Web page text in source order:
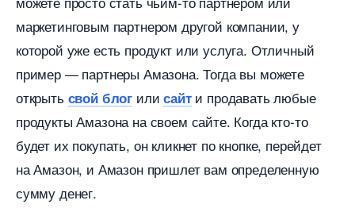
маркетинговым партнером другой компании, у
которой уже есть продукт или услуга. Отличный
пример — партнеры Амазона. Тогда вы можете
открыть свой бло илисайти продавать любые
продукты Амазона на своем сайте. Когда кто-то
удет их покупать, он кликнет по кнопке, перейдет
на Амазон, и Амазон пришлет вам определенную
сумму денег.